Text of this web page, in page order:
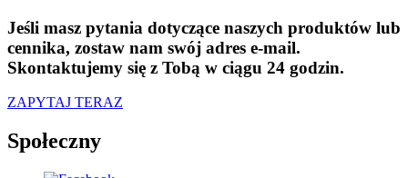
Jeśli masz pytania dotyczące naszych produktów lub
cennika, zostaw nam swój adres e-mail.
Skontaktujemy się z Tobą w ciągu 24 godzin.
ZAPYTAJ TERAZ
Społeczny